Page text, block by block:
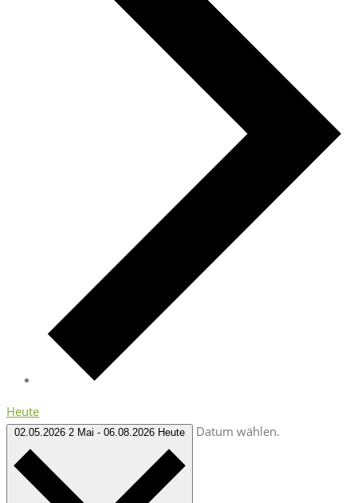
Heute
02.05.2026 2 Mai - 06.08.2026 Heute Datum wählen.